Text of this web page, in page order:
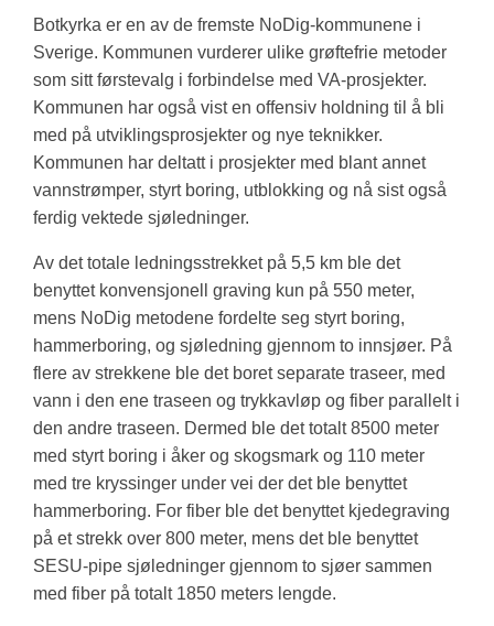
Botkyrka er en av de fremste NoDig-kommunene i
Sverige. Kommunen vurderer ulike grøftefrie metoder
som sitt førstevalg i forbindelse med VA-prosjekter.
Kommunen har også vist en offensiv holdning til å bli
med på utviklingsprosjekter og nye teknikker.
Kommunen har deltatt i prosjekter med blant annet
vannstrømper, styrt boring, utblokking og nå sist også
ferdig vektede sjøledninger.
Av det totale ledningsstrekket på 5,5 km ble det
benyttet konvensjonell graving kun på 550 meter,
mens NoDig metodene fordelte seg styrt boring,
hammerboring, og sjøledning gjennom to innsjøer. På
flere av strekkene ble det boret separate traseer, med
vann i den ene traseen og trykkavløp og fiber parallelt i
den andre traseen. Dermed ble det totalt 8500 meter
med styrt boring i åker og skogsmark og 110 meter
med tre kryssinger under vei der det ble benyttet
hammerboring. For fiber ble det benyttet kjedegraving
på et strekk over 800 meter, mens det ble benyttet
SESU-pipe sjøledninger gjennom to sjøer sammen
med fiber på totalt 1850 meters lengde.